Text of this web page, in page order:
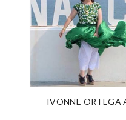
IVONNE ORTEGA